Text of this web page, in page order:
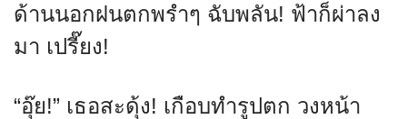
ด้านนอกฝนตกพรำๆ ฉับพลัน! ฟ้าก็ผ่าลง
มา เปรี๊ยง!
“อุ๊ย!” เธอสะดุ้ง! เกือบทำรูปตก วงหน้า